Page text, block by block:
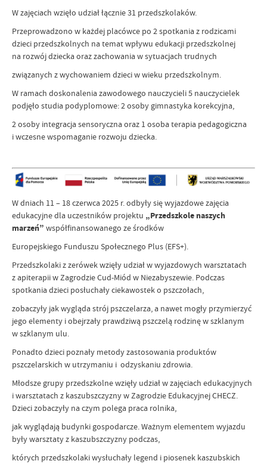
W zajęciach wzięło udział łącznie 31 przedszkolaków.
Przeprowadzono w każdej placówce po 2 spotkania z rodzicami
dzieci przedszkolnych na temat wpływu edukacji przedszkolnej
na rozwój dziecka oraz zachowania w sytuacjach trudnych
związanych z wychowaniem dzieci w wieku przedszkolnym.
W ramach doskonalenia zawodowego nauczycieli 5 nauczycielek
podjęło studia podyplomowe: 2 osoby gimnastyka korekcyjna,
2 osoby integracja sensoryczna oraz 1 osoba terapia pedagogiczna
i wczesne wspomaganie rozwoju dziecka.
W dniach 11 – 18 czerwca 2025 r. odbyły się wyjazdowe zajęcia
edukacyjne dla uczestników projektu „Przedszkole naszych
marzeń” współfinansowanego ze środków
Europejskiego Funduszu Społecznego Plus (EFS+).
Przedszkolaki z zerówek wzięły udział w wyjazdowych warsztatach
z apiterapii w Zagrodzie Cud-Miód w Niezabyszewie. Podczas
spotkania dzieci posłuchały ciekawostek o pszczołach,
zobaczyły jak wygląda strój pszczelarza, a nawet mogły przymierzyć
jego elementy i obejrzały prawdziwą pszczelą rodzinę w szklanym
w szklanym ulu.
Ponadto dzieci poznały metody zastosowania produktów
pszczelarskich w utrzymaniu i odzyskaniu zdrowia.
Młodsze grupy przedszkolne wzięły udział w zajęciach edukacyjnych
i warsztatach z kaszubszczyzny w Zagrodzie Edukacyjnej CHECZ.
Dzieci zobaczyły na czym polega praca rolnika,
jak wyglądają budynki gospodarcze. Ważnym elementem wyjazdu
były warsztaty z kaszubszczyzny podczas,
których przedszkolaki wysłuchały legend i piosenek kaszubskich